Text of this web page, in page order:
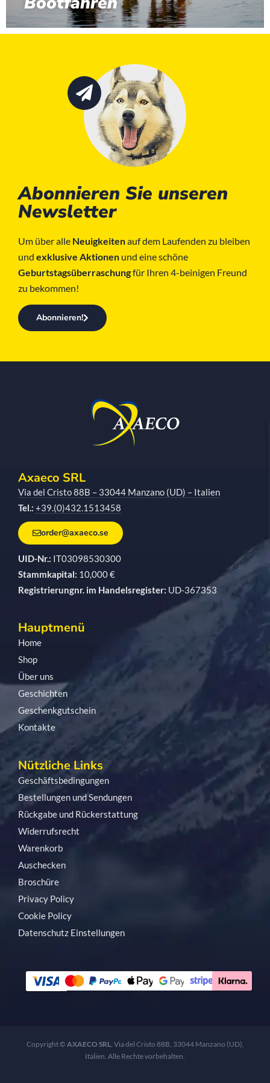
Abonnieren Sie unseren
Newsletter
Um über alle Neuigkeitenauf dem Laufenden zu bleiben
und exklusive Aktionen und eine schöne
Geburtstagsüberraschungfür Ihren 4-beinigen Freund
zu bekommen!
Abonnieren!
Axaeco SRL
Via del Cristo 88B – 33044 Manzano (UD) – Italien
Tel.: +39.(0)432.1513458
order@axaeco.se
UID-Nr.: IT03098530300
Stammkapital: 10,000 €
Registrierungnr. im Handelsregister: UD-367353
Hauptmenü
Home
Shop
Über uns
Geschichten
Geschenkgutschein
Kontakte
Nützliche Links
Geschäftsbedingungen
Bestellungen und Sendungen
Rückgabe und Rückerstattung
Widerrufsrecht
Warenkorb
Auschecken
Broschüre
Privacy Policy
Cookie Policy
Datenschutz Einstellungen
Copyright © AXAECO SRL, Via del Cristo 88B, 33044 Manzano (UD),
Italien. Alle Rechte vorbehalten.